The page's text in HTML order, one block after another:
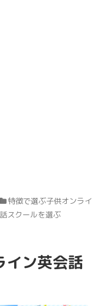
特徴で選ぶ子供オンライ
スクールを選ぶ
イン英会話